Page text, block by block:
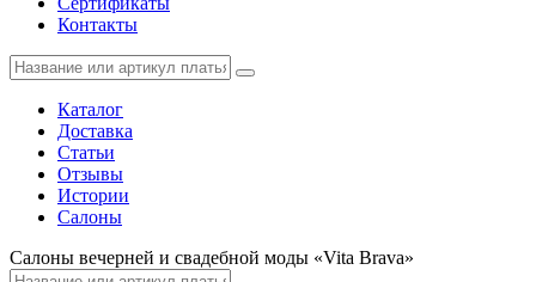
Контакты
Каталог
Доставка
Статьи
Отзывы
Истории
Салоны
Салоны вечерней и свадебной моды «Vita Brava»